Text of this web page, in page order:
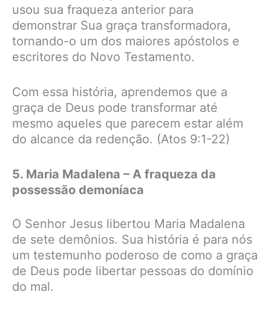
usou sua fraqueza anterior para
demonstrar Sua graça transformadora,
tornando-o um dos maiores apóstolos e
escritores do Novo Testamento.
Com essa história, aprendemos que a
graça de Deus pode transformar até
mesmo aqueles que parecem estar além
do alcance da redenção. (Atos 9:1-22)
5. Maria Madalena – A fraqueza da
possessão demoníaca
O Senhor Jesus libertou Maria Madalena
de sete demônios. Sua história é para nós
um testemunho poderoso de como a graça
de Deus pode libertar pessoas do domínio
do mal.